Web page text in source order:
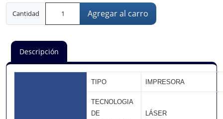
Cantidad Agregar al carro
Descripción
TIPO IMPRESORA
TECNOLOGIA
DE
LÁSER